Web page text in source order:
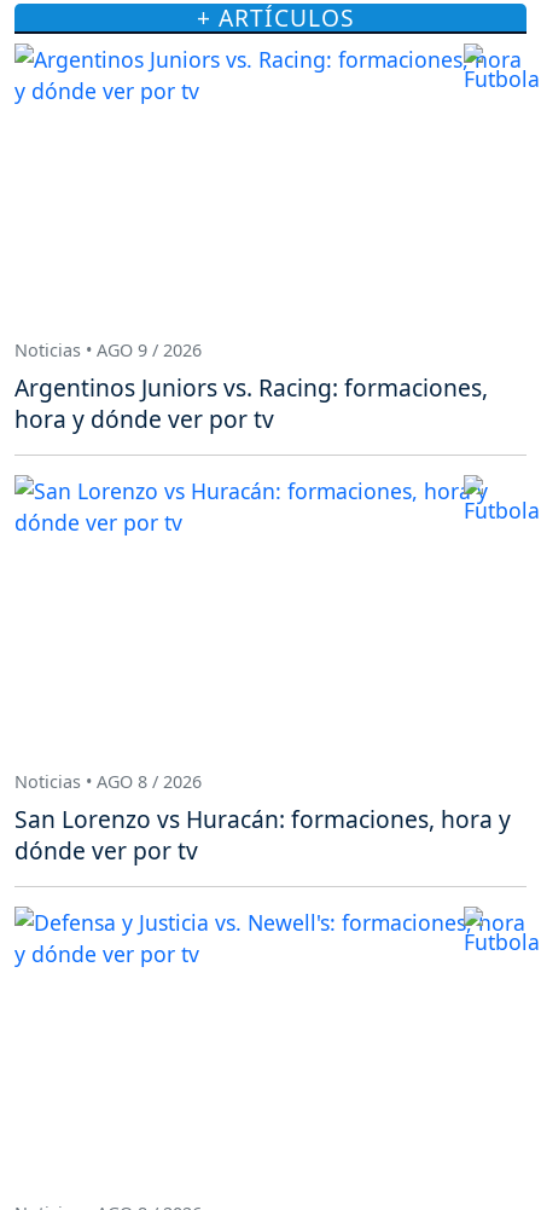
+ ARTÍCULOS
Noticias • AGO 9 / 2026
Argentinos Juniors vs. Racing: formaciones,
hora y dónde ver por tv
Noticias • AGO 8 / 2026
San Lorenzo vs Huracán: formaciones, hora y
dónde ver por tv